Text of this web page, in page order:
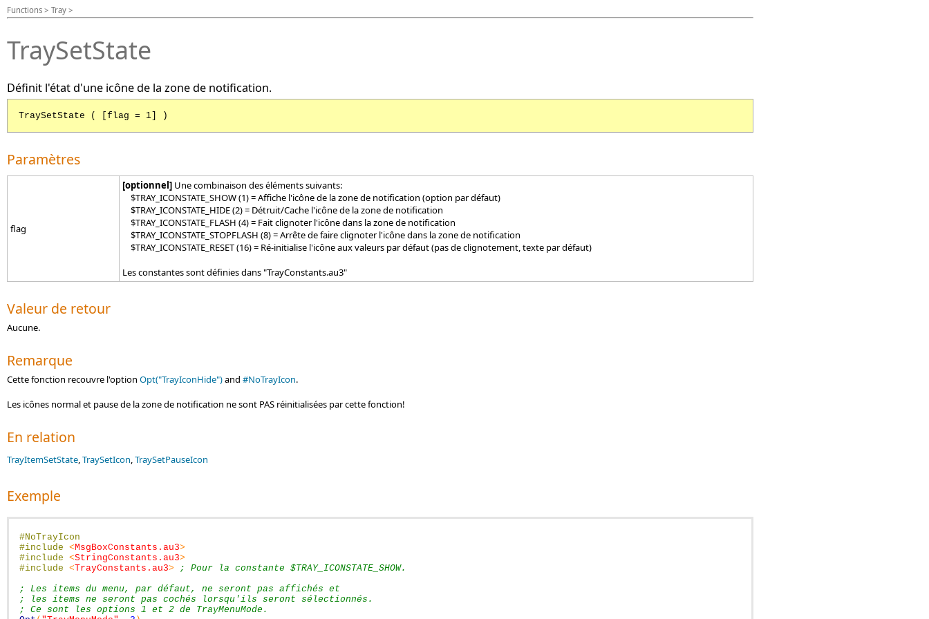
Functions > Tray >
TraySetState
Définit l'état d'une icône de la zone de notification.
TraySetState ( [flag = 1] )
Paramètres
flag
[optionnel] Une combinaison des éléments suivants:
$TRAY_ICONSTATE_SHOW (1) = Affiche l'icône de la zone de notification (option par défaut)
$TRAY_ICONSTATE_HIDE (2) = Détruit/Cache l'icône de la zone de notification
$TRAY_ICONSTATE_FLASH (4) = Fait clignoter l'icône dans la zone de notification
$TRAY_ICONSTATE_STOPFLASH (8) = Arrête de faire clignoter l'icône dans la zone de notification
$TRAY_ICONSTATE_RESET (16) = Ré-initialise l'icône aux valeurs par défaut (pas de clignotement, texte par défaut)
Les constantes sont définies dans "TrayConstants.au3"
Valeur de retour
Aucune.
Remarque
Cette fonction recouvre l'option Opt("TrayIconHide")and #NoTrayIcon.
Les icônes normal et pause de la zone de notification ne sont PAS réinitialisées par cette fonction!
En relation
TrayItemSetState,TraySetIcon,TraySetPauseIcon
Exemple
#NoTrayIcon
#include <MsgBoxConstants.au3>
#include <StringConstants.au3>
#include <TrayConstants.au3>
; Pour la constante $TRAY_ICONSTATE_SHOW.
; Les items du menu, par défaut, ne seront pas affichés et
; les items ne seront pas cochés lorsqu'ils seront sélectionnés.
; Ce sont les options 1 et 2 de TrayMenuMode.